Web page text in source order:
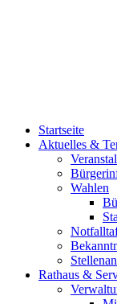
Startseite
Aktuelles &
Wahlen
Rathaus &